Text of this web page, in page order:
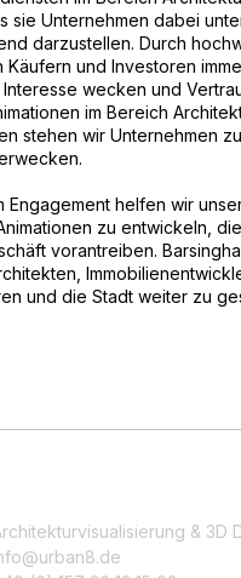
sie Unternehmen dabei
darzustellen. Durch
und Investoren
wecken und
im Bereich
stehen wir Unternehmen
helfen wir
zu entwickeln,
vorantreiben.
und die Stadt weiter zu
& 3D